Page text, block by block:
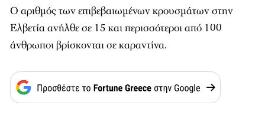
Ο αριθμός των επιβεβαιωμένων κρουσμάτων στην
Ελβετία ανήλθε σε 15 και περισσότεροι από 100
άνθρωποι βρίσκονται σε καραντίνα.